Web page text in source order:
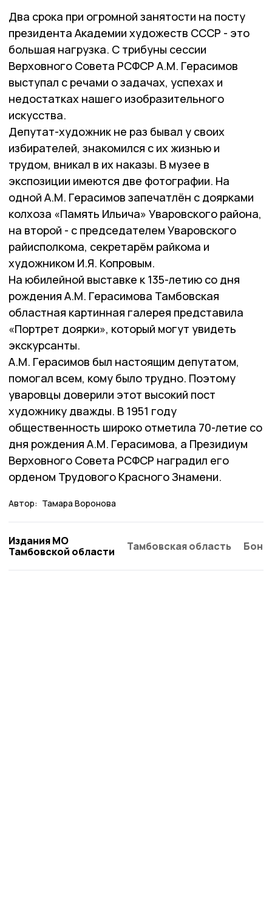
Два срока при огромной занятости на посту
президента Академии художеств СССР - это
большая нагрузка. С трибуны сессии
Верховного Совета РСФСР А.М. Герасимов
выступал с речами о задачах, успехах и
недостатках нашего изобразительного
искусства.
Депутат-художник не раз бывал у своих
избирателей, знакомился с их жизнью и
трудом, вникал в их наказы. В музее в
экспозиции имеются две фотографии. На
одной А.М. Герасимов запечатлён с доярками
колхоза «Память Ильича» Уваровского района,
на второй - с председателем Уваровского
райисполкома, секретарём райкома и
художником И.Я. Копровым.
На юбилейной выставке к 135-летию со дня
рождения А.М. Герасимова Тамбовская
областная картинная галерея представила
«Портрет доярки», который могут увидеть
экскурсанты.
А.М. Герасимов был настоящим депутатом,
помогал всем, кому было трудно. Поэтому
уваровцы доверили этот высокий пост
художнику дважды. В 1951 году
общественность широко отметила 70-летие со
дня рождения А.М. Герасимова, а Президиум
Верховного Совета РСФСР наградил его
орденом Трудового Красного Знамени.
Автор: Тамара Воронова
Издания МО
Тамбовской области
Тамбовская область